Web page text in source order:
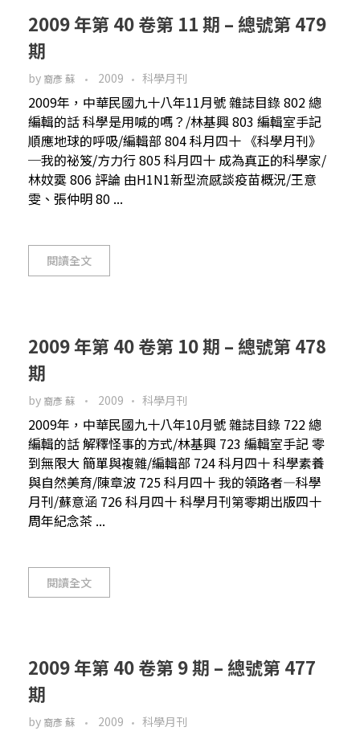
2009 年第 40 卷第 11 期 – 總號第 479
期
by 裔彥 蘇 2009 科學月刊
2009年，中華民國九十八年11月號 雜誌目錄 802 總
編輯的話 科學是用喊的嗎？/林基興 803 編輯室手記
順應地球的呼吸/編輯部 804 科月四十 《科學月刊》
─我的祕笈/方力行 805 科月四十 成為真正的科學家/
林妏霙 806 評論 由H1N1新型流感談疫苗概況/王意
雯、張仲明 80 ...
閱讀全文
2009 年第 40 卷第 10 期 – 總號第 478
期
by 裔彥 蘇 2009 科學月刊
2009年，中華民國九十八年10月號 雜誌目錄 722 總
編輯的話 解釋怪事的方式/林基興 723 編輯室手記 零
到無限大 簡單與複雜/編輯部 724 科月四十 科學素養
與自然美育/陳章波 725 科月四十 我的領路者—科學
月刊/蘇意涵 726 科月四十 科學月刊第零期出版四十
周年紀念茶 ...
閱讀全文
2009 年第 40 卷第 9 期 – 總號第 477
期
by 裔彥 蘇 2009 科學月刊